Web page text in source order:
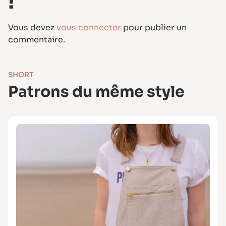
Vous devezvous connecter pour publier un
commentaire.
SHORT
Patrons du même style